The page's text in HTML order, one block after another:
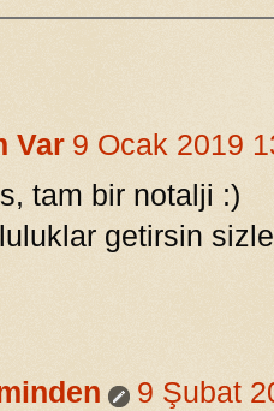
Var 9 Ocak 2019
tam bir notalji :)
getirsin
9 Şubat